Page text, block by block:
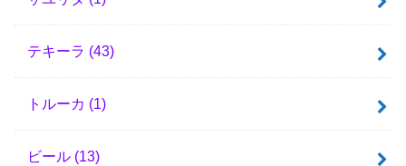
テキーラ (43)
トルーカ (1)
ビール (13)